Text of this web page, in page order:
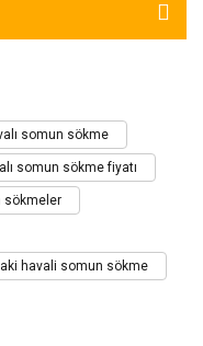
somun sökme
somun sökme fiyatı
sökmeler
havali somun sökme